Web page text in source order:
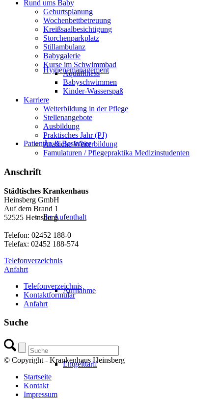
Hygienemanagement
Patienten & Besucher
Ihr Aufenthalt
Aufnahme
Entgelttarif
Rund ums Baby
Geburtsplanung
Wochenbettbetreuung
Kreißsaalbesichtigung
Storchenparkplatz
Stillambulanz
Babygalerie
Kurse im Schwimmbad
Aquafitness
Babyschwimmen
Kinder-Wasserspaß
Karriere
Weiterbildung in der Pflege
Stellenangebote
Ausbildung
Praktisches Jahr (PJ)
Ärztliche Weiterbildung
Famulaturen / Pflegepraktika Medizinstudenten
Anschrift
Städtisches Krankenhaus
Heinsberg GmbH
Auf dem Brand 1
52525 Heinsberg
Telefon: 02452 188-0
Telefax: 02452 188-574
Telefonverzeichnis
Anfahrt
Telefonverzeichnis
Kontaktformular
Anfahrt
Suche
© Copyright - Krankenhaus Heinsberg
Startseite
Kontakt
Impressum